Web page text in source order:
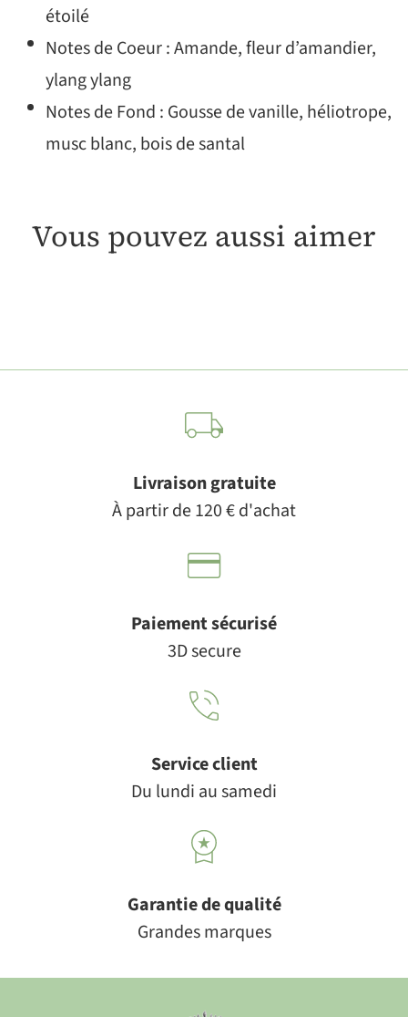
étoilé
Notes de Coeur : Amande, fleur d’amandier,
ylang ylang
Notes de Fond : Gousse de vanille, héliotrope,
musc blanc, bois de santal
Vous pouvez aussi aimer
Livraison gratuite
À partir de 120 € d'achat
Paiement sécurisé
3D secure
Service client
Du lundi au samedi
Garantie de qualité
Grandes marques